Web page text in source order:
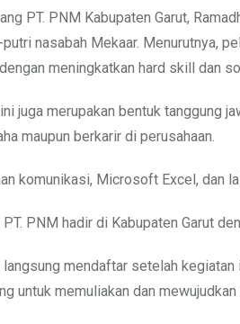
PT. PNM Kabupaten Garut,
nasabah Mekaar. Menurutnya,
meningkatkan hard skill dan
juga merupakan bentuk tanggung
maupun berkarir di perusahaan.
komunikasi, Microsoft Excel, dan
PNM hadir di Kabupaten Garut
mendaftar setelah
untuk memuliakan dan